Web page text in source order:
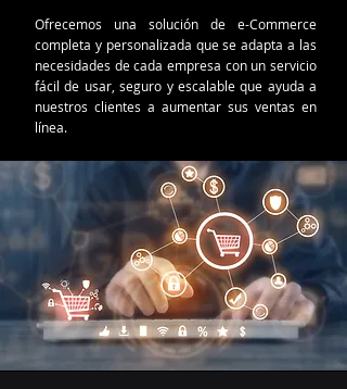
Ofrecemos una solución de e-Commerce
completa y personalizada que se adapta a las
necesidades de cada empresa con un servicio
fácil de usar, seguro y escalable que ayuda a
nuestros clientes a aumentar sus ventas en
línea.